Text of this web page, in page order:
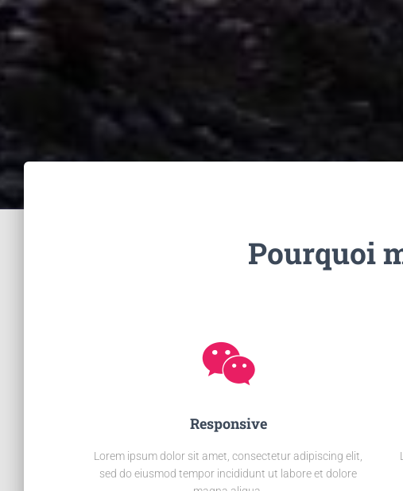
Pourquoi
Responsive
Lorem ipsum dolor sit amet, consectetur adipiscing elit,
sed do eiusmod tempor incididunt ut labore et dolore